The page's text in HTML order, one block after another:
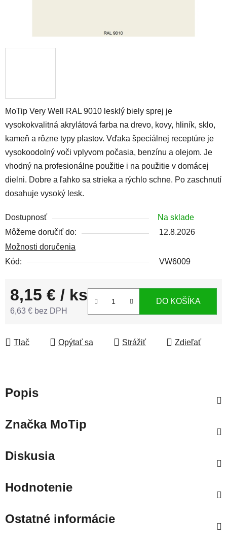
MoTip Very Well RAL 9010 lesklý biely sprej je
vysokokvalitná akrylátová farba na drevo, kovy, hliník, sklo,
kameň a rôzne typy plastov. Vďaka špeciálnej receptúre je
vysokoodolný voči vplyvom počasia, benzínu a olejom. Je
vhodný na profesionálne použitie i na použitie v domácej
dielni. Dobre a ľahko sa strieka a rýchlo schne. Po zaschnutí
dosahuje vysoký lesk.
Dostupnosť
Na sklade
Môžeme doručiť do:
12.8.2026
Možnosti doručenia
Kód:
VW6009
8,15 € / ks
6,63 € bez DPH
DO KOŠÍKA
Tlač Opýtať sa Strážiť Zdieľať
Popis
ZnačkaMoTip
Diskusia
Hodnotenie
Ostatné informácie